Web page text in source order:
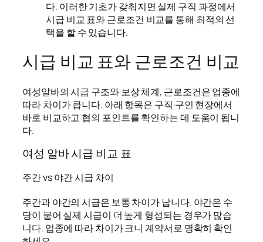
다. 이러한 기초가 갖춰지면 실제 구직 과정에서
시급 비교 표와 근로조건 비교를 통해 최적의 선
택을 할 수 있습니다.
시급 비교 표와 근로조건 비교
여성알바의 시급 구조와 보상 체계, 근로조건은 업종에
따라 차이가 큽니다. 아래 항목은 구직·구인 현장에서
바로 비교하고 협의 포인트를 확인하는 데 도움이 됩니
다.
여성 알바 시급 비교 표
주간 vs 야간 시급 차이
주간과 야간의 시급은 보통 차이가 납니다. 야간은 수
당이 붙어 실제 시급이 더 높게 형성되는 경우가 많습
니다. 업종에 따라 차이가 크니 계약서로 명확히 확인